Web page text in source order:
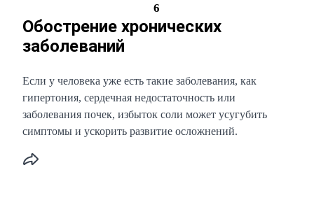
6
Обострение хронических
заболеваний
Если у человека уже есть такие заболевания, как
гипертония, сердечная недостаточность или
заболевания почек, избыток соли может усугубить
симптомы и ускорить развитие осложнений.